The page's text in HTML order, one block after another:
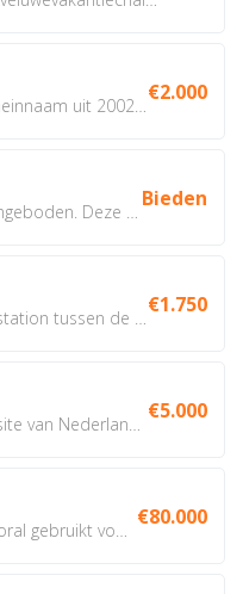
€2.000
Bieden
€1.750
€5.000
€80.000